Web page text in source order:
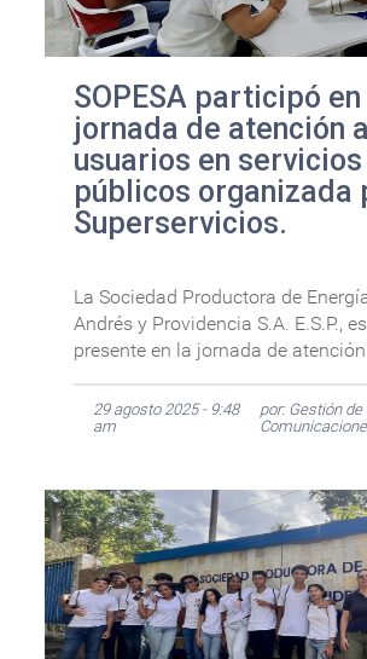
SOPESA participó
jornada de atención a
usuarios en servicios
públicos organizada
Superservicios.
La Sociedad Productora de
Andrés y Providencia S.A. E.S.P.,
presente en la jornada de atención
29 agosto 2025 - 9:48
am
por: Gestión de